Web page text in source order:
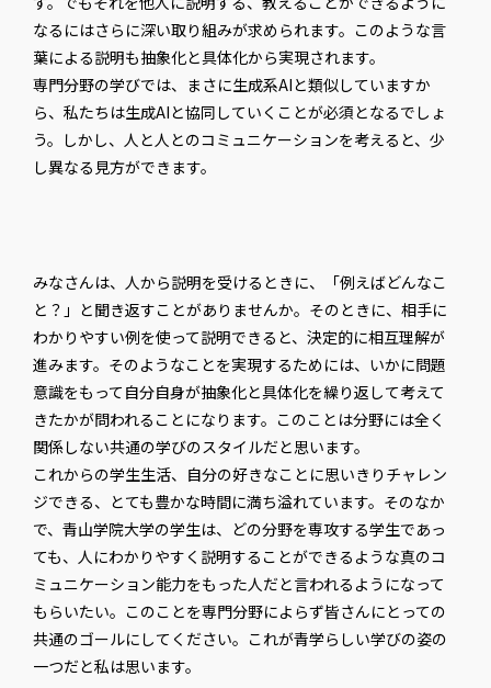
なるにはさらに深い取り組みが求められます。このような言
葉による説明も抽象化と具体化から実現されます。
専門分野の学びでは、まさに生成系AIと類似していますか
ら、私たちは生成AIと協同していくことが必須となるでしょ
う。しかし、人と人とのコミュニケーションを考えると、少
し異なる見方ができます。
みなさんは、人から説明を受けるときに、「例えばどんなこ
と？」と聞き返すことがありませんか。そのときに、相手に
わかりやすい例を使って説明できると、決定的に相互理解が
進みます。そのようなことを実現するためには、いかに問題
意識をもって自分自身が抽象化と具体化を繰り返して考えて
きたかが問われることになります。このことは分野には全く
関係しない共通の学びのスタイルだと思います。
これからの学生生活、自分の好きなことに思いきりチャレン
ジできる、とても豊かな時間に満ち溢れています。そのなか
で、青山学院大学の学生は、どの分野を専攻する学生であっ
ても、人にわかりやすく説明することができるような真のコ
ミュニケーション能力をもった人だと言われるようになって
もらいたい。このことを専門分野によらず皆さんにとっての
共通のゴールにしてください。これが青学らしい学びの姿の
一つだと私は思います。